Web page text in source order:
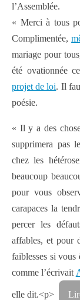
l’Assemblée.
« Merci à tous
Complimentée,
mariage pour
été ovationnée
projet de loi. Il
poésie.
« Il y a des
supprimera pas
chez les
beaucoup
pour vous
carapaces la
percer les
affables, et pour
faiblesses si vous
comme l’écrivait
elle dit.<p>